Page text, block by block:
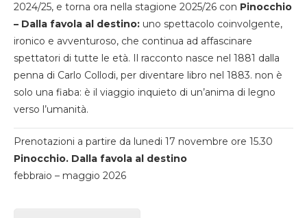
2024/25, e torna ora nella stagione 2025/26 con Pinocchio
– Dalla favola al destino: uno spettacolo coinvolgente,
ironico e avventuroso, che continua ad affascinare
spettatori di tutte le età. Il racconto nasce nel 1881 dalla
penna di Carlo Collodi, per diventare libro nel 1883. non è
solo una fiaba: è il viaggio inquieto di un’anima di legno
verso l’umanità.
Prenotazioni a partire da lunedi 17 novembre ore 15.30
Pinocchio. Dalla favola al destino
febbraio – maggio 2026